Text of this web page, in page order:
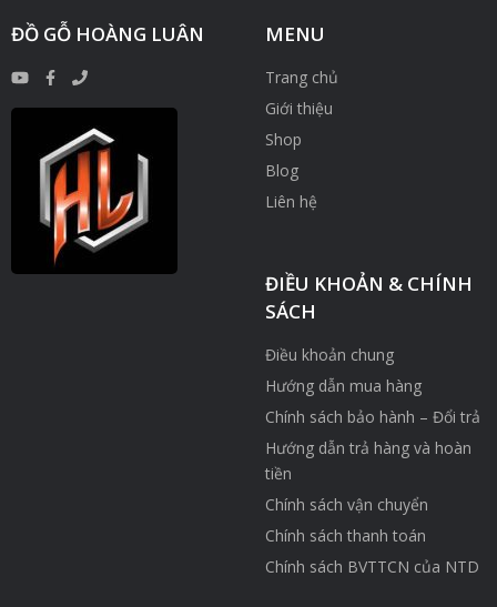
ĐỒ GỖ HOÀNG LUÂN MENU
Trang chủ
Giới thiệu
Shop
Blog
Liên hệ
ĐIỀU KHOẢN & CHÍNH
SÁCH
Điều khoản chung
Hướng dẫn mua hàng
Chính sách bảo hành – Đổi trả
Hướng dẫn trả hàng và hoàn
tiền
Chính sách vận chuyển
Chính sách thanh toán
Chính sách BVTTCN của NTD